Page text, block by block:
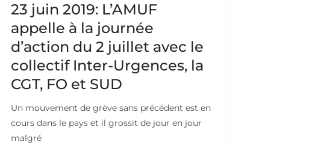
23 juin 2019: L’AMUF
appelle à la journée
d’action du 2 juillet avec le
collectif Inter-Urgences, la
CGT, FO et SUD
Un mouvement de grève sans précédent est en
cours dans le pays et il grossit de jour en jour
malgré